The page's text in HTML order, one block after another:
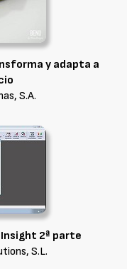
y adapta a
S.A.
2ª parte
S.L.